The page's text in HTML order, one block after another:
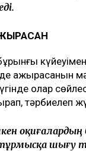
ажырасқанын
олар
тәрбиелеп
тұрмысқа шығу